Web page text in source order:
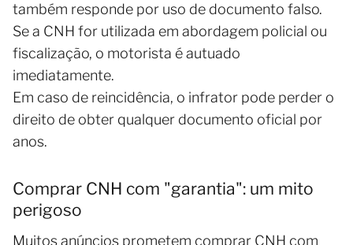
também responde por uso de documento falso.
Se a CNH for utilizada em abordagem policial ou
fiscalização, o motorista é autuado
imediatamente.
Em caso de reincidência, o infrator pode perder o
direito de obter qualquer documento oficial por
anos.
Comprar CNH com "garantia": um mito
perigoso
Muitos anúncios prometem comprar CNH com